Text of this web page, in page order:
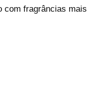
com fragrâncias mais